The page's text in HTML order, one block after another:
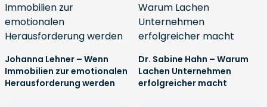
Johanna Lehner – Wenn
Immobilien zur emotionalen
Herausforderung werden
Dr. Sabine Hahn – Warum
Lachen Unternehmen
erfolgreicher macht